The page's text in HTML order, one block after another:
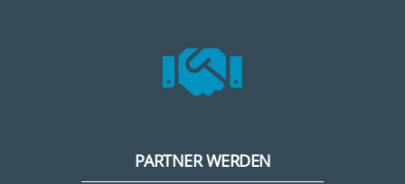
PARTNER WERDEN